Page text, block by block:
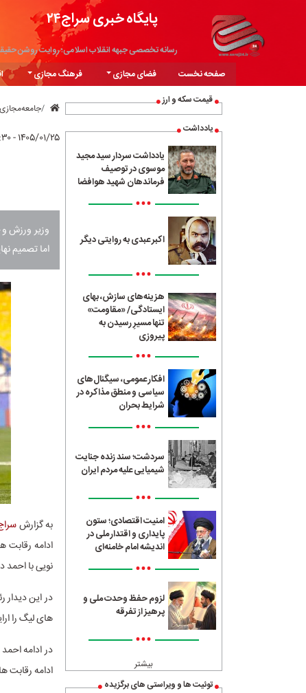
پایگاه خبری سراج۲۴
رسانه تخصصی جبهه انقلاب اسلامی؛ روایت روشن
صفحه نخست فضای مجازی فرهنگ مجازی
قیمت سکه و ارز
یادداشت
یادداشت سردار سید مجید
موسوی در توصیف
فرماندهان شهید هوافضا
•••
اکبر عبدی به روایتی دیگر
•••
هزینه‌های سازش، بهای
ایستادگی/ «مقاومت»
تنها مسیرِ رسیدن به
پیروزی
•••
افکار عمومی، سیگنال‌های
سیاسی و منطق مذاکره در
شرایط بحران
•••
سردشت؛ سند زنده جنایت
شیمیایی علیه مردم ایران
•••
امنیت اقتصادی؛ ستون
پایداری و اقتدار ملی در
اندیشه امام خامنه‌ای
•••
لزوم حفظ وحدت ملی و
پرهیز از تفرقه
•••
بیشتر
توئیت ها و ویراستی های برگزیده
جامعه‌مجازی
۱۴۰۵/۰۱/۲۵ - ۰۱:۳۰
وزیر ورزش و
اما تصمیم
به گزارش
ادامه رقابت
نویی با احمد
در این
های لیگ را
در ادامه
ادامه رقابت